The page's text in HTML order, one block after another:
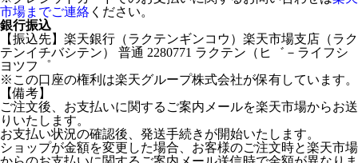
市場までご連絡 ください。
銀行振込
【振込先】楽天銀行（ラクテンギンコウ）楽天市場支店（ラク
テンイチバシテン） 普通 2280771 ラクテン（ヒ゛－ライフシ
ヨツフ゜
※この口座の権利は楽天グループ株式会社が保有しています。
【備考】
ご注文後、お支払いに関するご案内メールを楽天市場からお送
りいたします。
お支払い状況の確認後、発送手続きが開始いたします。
ショップが金額を変更した場合、お客様のご注文時と楽天市場